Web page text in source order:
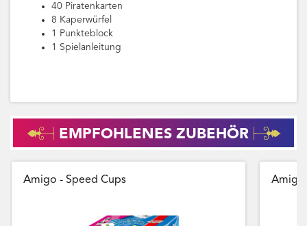
40 Piratenkarten
8 Kaperwürfel
1 Punkteblock
1 Spielanleitung
EMPFOHLENES ZUBEHÖR
Amigo - Speed Cups Amigo